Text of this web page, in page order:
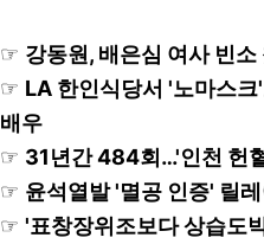
☞ 강동원, 배은심 여사 빈
☞ LA 한인식당서 '노마스
배우
☞ 31년간 484회…'인천 헌
☞ 윤석열발 '멸공 인증' 릴
☞ '표창장위조보다 상습도